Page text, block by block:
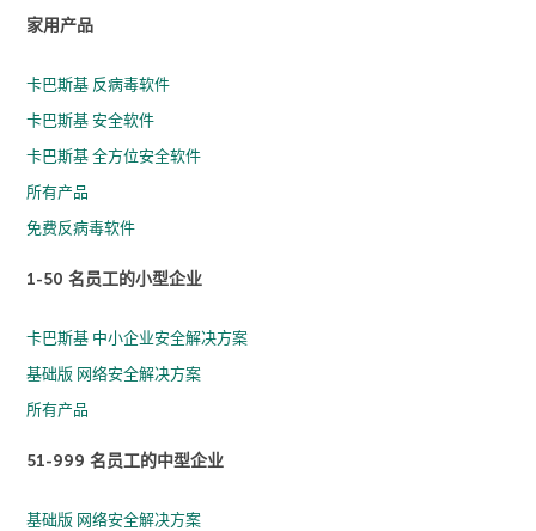
家用产品
卡巴斯基 反病毒软件
卡巴斯基 安全软件
卡巴斯基 全方位安全软件
所有产品
免费反病毒软件
1-50 名员工的小型企业
卡巴斯基 中小企业安全解决方案
基础版 网络安全解决方案
所有产品
51-999 名员工的中型企业
基础版 网络安全解决方案